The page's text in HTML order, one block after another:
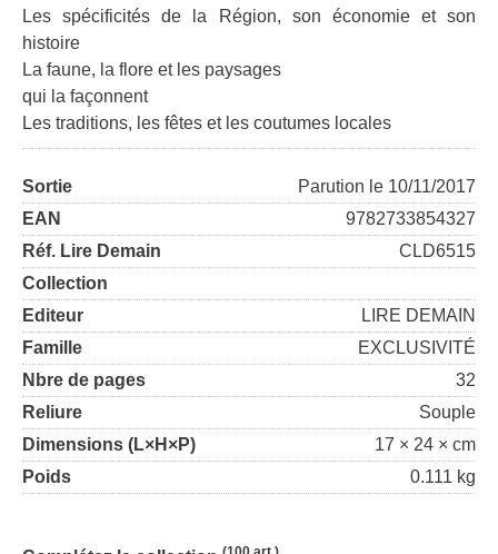
Les spécificités de la Région, son économie et son
histoire
La faune, la flore et les paysages
qui la façonnent
Les traditions, les fêtes et les coutumes locales
Sortie
Parution le 10/11/2017
EAN
9782733854327
Réf. Lire Demain
CLD6515
Collection
Editeur
LIRE DEMAIN
Famille
EXCLUSIVITÉ
Nbre de pages
32
Reliure
Souple
Dimensions (L×H×P)
17 × 24 × cm
Poids
0.111 kg